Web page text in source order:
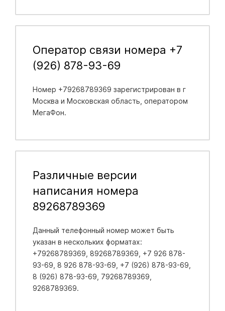
Оператор связи номера +7
(926) 878-93-69
Номер +79268789369 зарегистрирован в г
Москва и Московская область , оператором
МегаФон.
Различные версии
написания номера
89268789369
Данный телефонный номер может быть
указан в нескольких форматах:
+79268789369, 89268789369, +7 926 878-
93-69, 8 926 878-93-69, +7 (926) 878-93-69,
8 (926) 878-93-69, 79268789369,
9268789369.